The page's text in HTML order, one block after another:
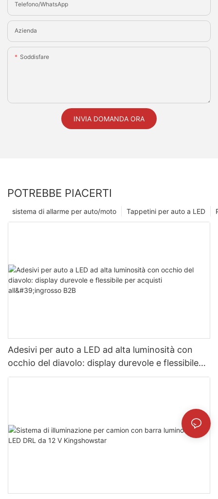
Telefono/WhatsApp
Azienda
Soddisfare
INVIA DOMANDA ORA
POTREBBE PIACERTI
Tappetini per auto a LED
sistema di allarme per auto/moto
Adesivi per auto a LED ad alta luminosità con
occhio del diavolo: display durevole e flessibile
per acquisti all'ingrosso B2B